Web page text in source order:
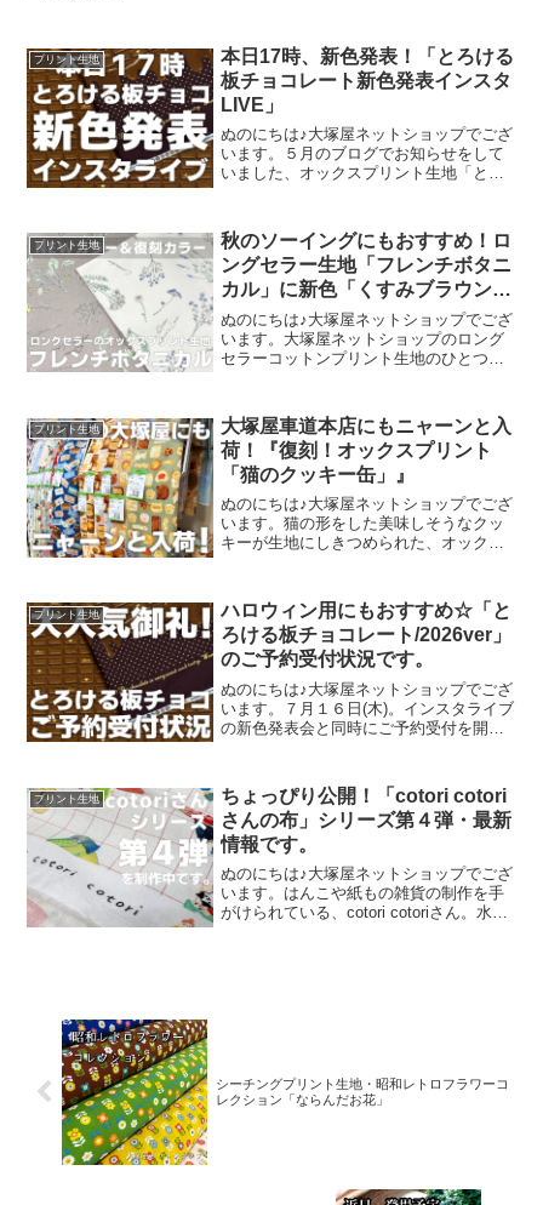
プリント生地
本日17時、新色発表！「とろける
板チョコレート新色発表インスタ
LIVE」
ぬのにちは♪大塚屋ネットショップでござ
います。５月のブログでお知らせをして
いました、オックスプリント生地「とろ
約開始可能な段取りが整いました。再販
決定を記念いたしまして
プリント生地
秋のソーイングにもおすすめ！ロ
ングセラー生地「フレンチボタニ
カル」に新色「くすみブラウン」
が登場！
ぬのにちは♪大塚屋ネットショップでござ
います。大塚屋ネットショップのロング
セラーコットンプリント生地のひとつ
た「ペールピンク」の再販が、この度決
定いたしました。2026
プリント生地
大塚屋車道本店にもニャーンと入
荷！『復刻！オックスプリント
「猫のクッキー缶」』
ぬのにちは♪大塚屋ネットショップでござ
います。猫の形をした美味しそうなクッ
キーが生地にしきつめられた、オックス
した。ご予約をくださっていましたお客
様への発送が完了し、現
プリント生地
ハロウィン用にもおすすめ☆「と
ろける板チョコレート/2026ver」
のご予約受付状況です。
ぬのにちは♪大塚屋ネットショップでござ
います。７月１６日(木)。インスタライブ
の新色発表会と同時にご予約受付を開始
ョン。「復刻カラー３色」と「新色３
色」の全６色にて展
プリント生地
ちょっぴり公開！「cotori cotori
さんの布」シリーズ第４弾・最新
情報です。
ぬのにちは♪大塚屋ネットショップでござ
います。はんこや紙もの雑貨の制作を手
がけられている、cotori cotoriさん。水彩
シーチングプリント生地・昭和レトロフラワーコ
レクション「ならんだお花」